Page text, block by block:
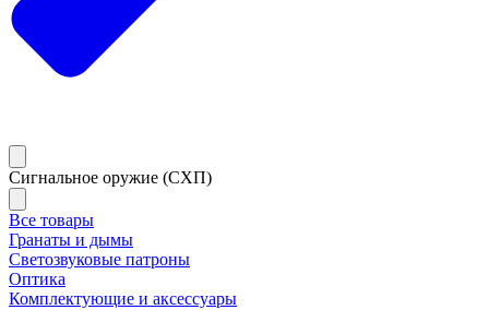
Сигнальное оружие (СХП)
Все товары
Гранаты и дымы
Светозвуковые патроны
Оптика
Комплектующие и аксессуары